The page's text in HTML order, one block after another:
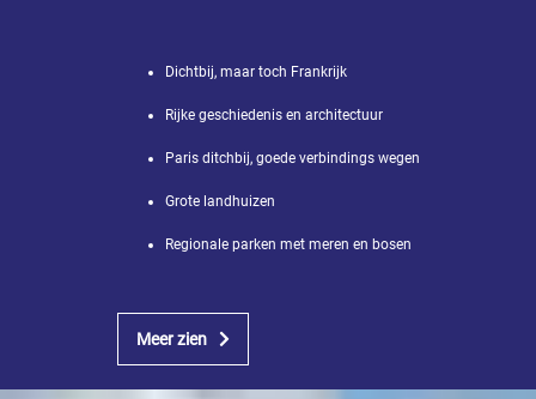
Dichtbij, maar toch Frankrijk
Rijke geschiedenis en architectuur
Paris ditchbij, goede verbindings wegen
Grote landhuizen
Regionale parken met meren en bosen
Meer zien